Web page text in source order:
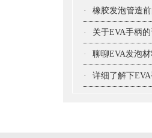
· 橡胶发泡管造
· 关于EVA手柄
· 聊聊EVA发泡
· 详细了解下